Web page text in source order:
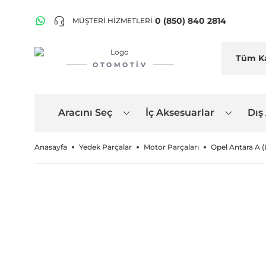
MÜŞTERİ HİZMETLERİ 0 (850) 840 2814
OTOMOTIV
Aracını Seç İç Aksesuarlar
Anasayfa Yedek Parçalar Motor Parçaları Opel Antara A